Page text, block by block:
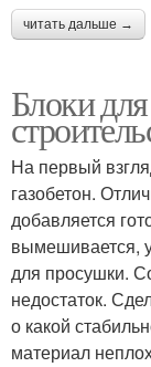
читать дальше →
Блоки
На первый
газобетон.
добавляется
вымешивается,
для просушки.
недостаток.
о какой
материал